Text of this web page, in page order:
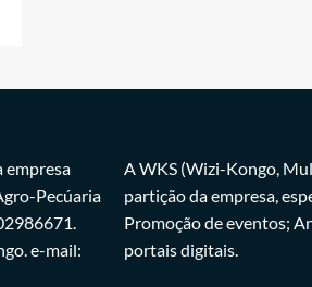
empresa
Pecúaria
e-mail:
A WKS (Wizi-Kongo,
partição da empresa,
Promoção de eventos;
portais digitais.